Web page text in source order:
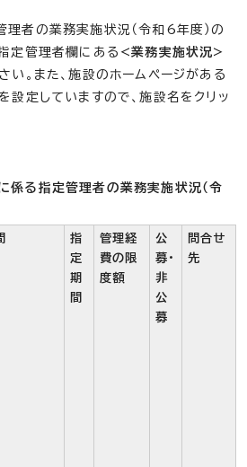
者の業務実施状況（令和6年度）の
定管理者欄にある <業務実施状況>
い。また、施設のホームページがある
設定していますので、施設名をクリッ
係る指定管理者の業務実施状況（令
指
定
期
間
管理経
費の限
度額
公
募・
非
公
募
問合せ
先